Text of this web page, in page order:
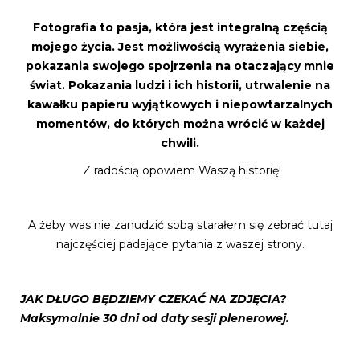
Fotografia to pasja, która jest integralną częścią
mojego życia. Jest możliwością wyrażenia siebie,
pokazania swojego spojrzenia na otaczający mnie
świat. Pokazania ludzi i ich historii, utrwalenie na
kawałku papieru wyjątkowych i niepowtarzalnych
momentów, do których można wrócić w każdej
chwili.
Z radością opowiem Waszą historię!
A żeby was nie zanudzić sobą starałem się zebrać tutaj
najczęściej padające pytania z waszej strony.
JAK DŁUGO BĘDZIEMY CZEKAĆ NA ZDJĘCIA?
Maksymalnie 30 dni od daty sesji plenerowej.